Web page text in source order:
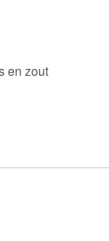
en zout